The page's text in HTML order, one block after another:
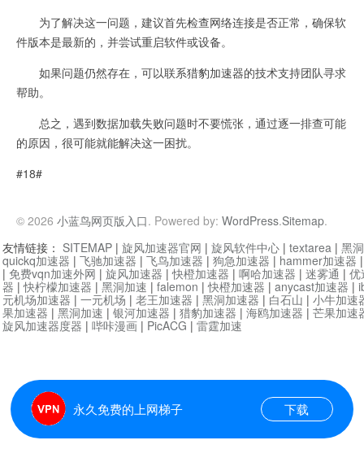
为了解决这一问题，建议首先检查网络连接是否正常，确保软
件版本是最新的，并尝试重启软件或设备。
如果问题仍然存在，可以联系猎豹加速器的技术支持团队寻求
帮助。
总之，遇到数据加载失败问题时不要慌张，通过逐一排查可能
的原因，很可能就能解决这一困扰。
#18#
© 2026 小蓝鸟网页版入口. Powered by: WordPress.Sitemap.
永久免费的上网梯子 下载
友情链接： SITEMAP | 旋风加速器官网 | 旋风软件中心 | textarea | 黑
quickq加速器 | 飞驰加速器 | 飞鸟加速器 | 狗急加速器 | hammer加速器
| 免费vqn加速外网 | 旋风加速器 |快橙加速器 | 啊哈加速器 | 迷雾通 | 优
器 |快柠檬加速器 | 黑洞加速 | falemon |快橙加速器 | anycast加速器 |
元机场加速器 | 一元机场 | 老王加速器 | 黑洞加速器 | 白石山 | 小牛加速
果加速器 | 黑洞加速 | 银河加速器 | 猎豹加速器 | 海鸥加速器 | 芒果加速
旋风加速器度器 | 哔咔漫画 | PicACG | 雷霆加速